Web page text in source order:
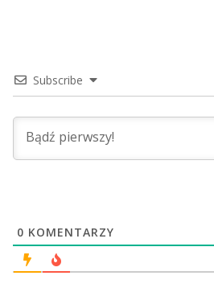
Subscribe
0 KOMENTARZY